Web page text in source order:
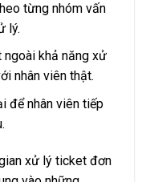
từng nhóm vấn
lý.
ngoài khả năng xử
nhân viên thật.
để nhân viên tiếp
xử lý ticket đơn